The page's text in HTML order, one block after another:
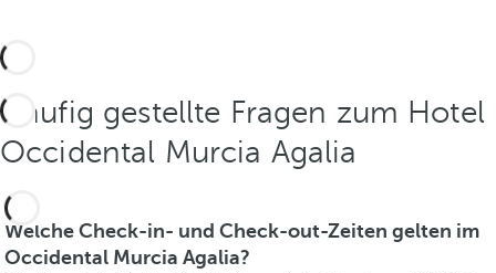
Häufig gestellte Fragen zum Hotel
Occidental Murcia Agalia
Welche Check-in- und Check-out-Zeiten gelten im
Occidental Murcia Agalia?